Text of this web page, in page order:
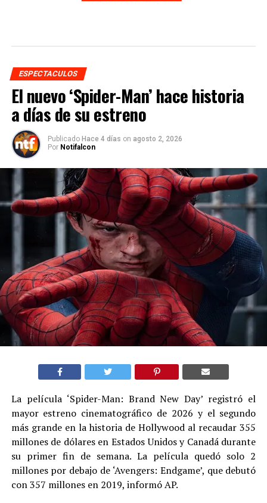
ESPECTACULOS
El nuevo ‘Spider-Man’ hace historia
a días de su estreno
Publicado Hace 4 días on agosto 2, 2026
Por Notifalcon
La película ‘Spider-Man: Brand New Day’ registró el
mayor estreno cinematográfico de 2026 y el segundo
más grande en la historia de Hollywood al recaudar 355
millones de dólares en Estados Unidos y Canadá durante
su primer fin de semana. La película quedó solo 2
millones por debajo de ‘Avengers: Endgame’, que debutó
con 357 millones en 2019, informó AP.